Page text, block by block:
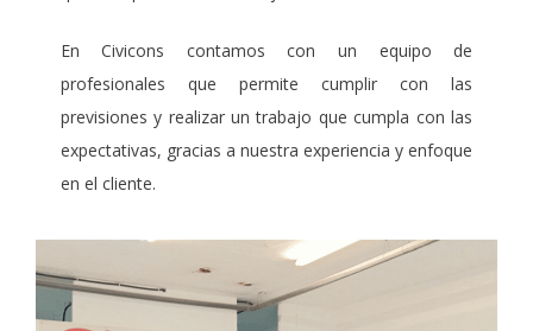
En Civicons contamos con un equipo de
profesionales que permite cumplir con las
previsiones y realizar un trabajo que cumpla con las
expectativas, gracias a nuestra experiencia y enfoque
en el cliente.